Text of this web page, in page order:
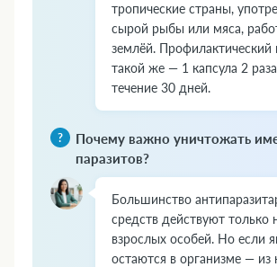
тропические страны,
сырой рыбы или мяса,
землёй. Профилактический
такой же — 1 капсула 2
течение 30 дней.
Почему важно уничтожать
паразитов?
Большинство
средств действуют только
взрослых особей. Но если
остаются в организме — из